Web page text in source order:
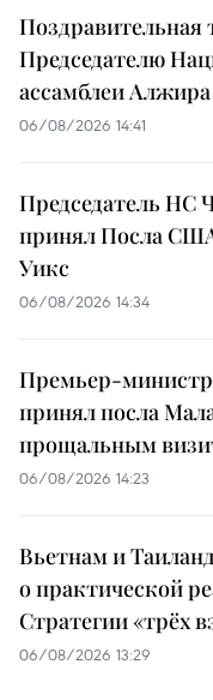
Поздравительная
Председателю
ассамблеи Алжира
06/08/2026 14:41
Председатель НС
принял Посла
Уикс
06/08/2026 14:34
Премьер-
принял посла
прощальным
06/08/2026 14:23
Вьетнам и
о практической
Стратегии «трёх
06/08/2026 13:29